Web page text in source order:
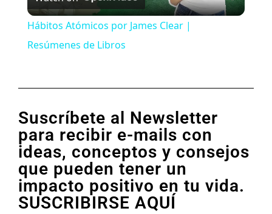
Video
Hábitos Atómicos por James Clear |
Resúmenes de Libros
Suscríbete al Newsletter
para recibir e-mails con
ideas, conceptos y consejos
que pueden tener un
impacto positivo en tu vida.
SUSCRIBIRSE AQUÍ